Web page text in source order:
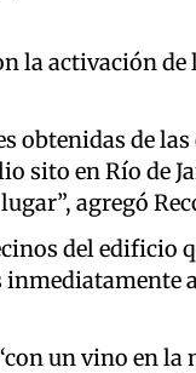
la activación
obtenidas de
en Río de
agregó
del edificio
un vino en la